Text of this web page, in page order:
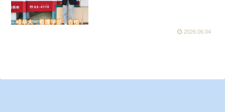
2026.06.04